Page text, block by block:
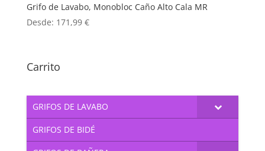
Grifo de Lavabo, Monobloc Caño Alto Cala MR
Desde: 171,99 €
Carrito
GRIFOS DE LAVABO
GRIFOS DE BIDÉ